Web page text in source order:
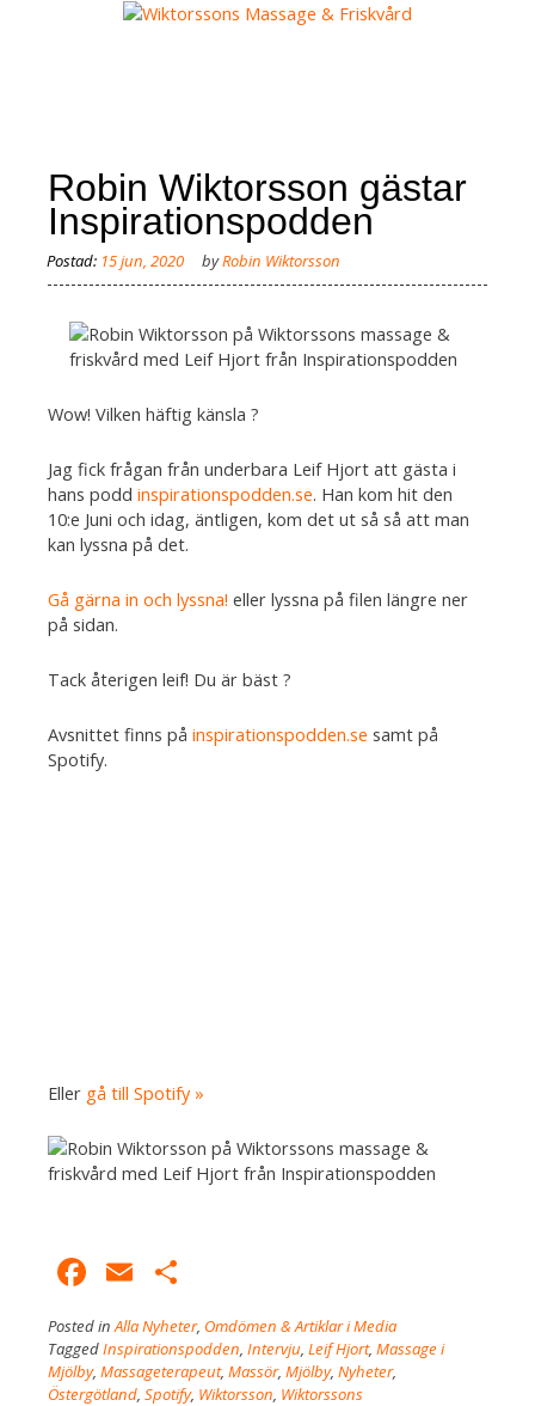
Robin Wiktorsson gästar
Inspirationspodden
byRobin Wiktorsson
Wow! Vilken häftig känsla ?
Jag fick frågan från underbara Leif Hjort att gästa i
hans podd inspirationspodden.se. Han kom hit den
10:e Juni och idag, äntligen, kom det ut så så att man
kan lyssna på det.
Gå gärna in och lyssna! eller lyssna på filen längre ner
på sidan.
Tack återigen leif! Du är bäst ?
Avsnittet finns på inspirationspodden.se samt på
Spotify.
Eller gå till Spotify »
Facebook
Email
Posted inAlla Nyheter, Omdömen & Artiklar i Media
TaggedInspirationspodden, Intervju, Leif Hjort, Massage i
Mjölby, Massageterapeut, Massör, Mjölby, Nyheter,
Östergötland, Spotify, Wiktorsson, Wiktorssons